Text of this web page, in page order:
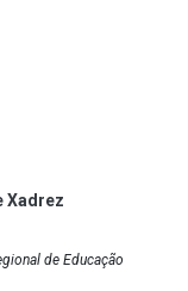
Xadrez
de Educação